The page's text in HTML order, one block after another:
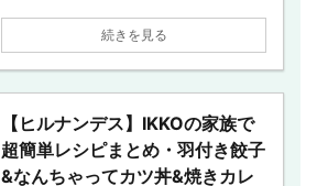
続きを見る
【ヒルナンデス】IKKOの家族で
超簡単レシピまとめ・羽付き餃子
&なんちゃってカツ丼&焼きカレ